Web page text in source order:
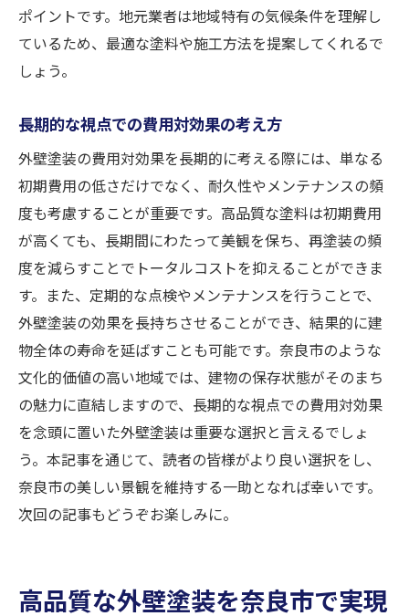
ポイントです。地元業者は地域特有の気候条件を理解し
ているため、最適な塗料や施工方法を提案してくれるで
しょう。
長期的な視点での費用対効果の考え方
外壁塗装の費用対効果を長期的に考える際には、単なる
初期費用の低さだけでなく、耐久性やメンテナンスの頻
度も考慮することが重要です。高品質な塗料は初期費用
が高くても、長期間にわたって美観を保ち、再塗装の頻
度を減らすことでトータルコストを抑えることができま
す。また、定期的な点検やメンテナンスを行うことで、
外壁塗装の効果を長持ちさせることができ、結果的に建
物全体の寿命を延ばすことも可能です。奈良市のような
文化的価値の高い地域では、建物の保存状態がそのまち
の魅力に直結しますので、長期的な視点での費用対効果
を念頭に置いた外壁塗装は重要な選択と言えるでしょ
う。本記事を通じて、読者の皆様がより良い選択をし、
奈良市の美しい景観を維持する一助となれば幸いです。
次回の記事もどうぞお楽しみに。
高品質な外壁塗装を奈良市で実現